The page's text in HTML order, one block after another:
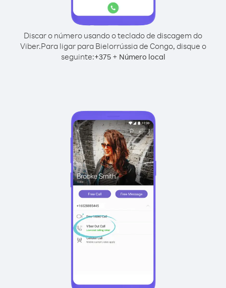
Discar o número usando o teclado de discagem do
Viber.Para ligar para Bielorrússia de Congo, disque o
seguinte:+375+ Número local